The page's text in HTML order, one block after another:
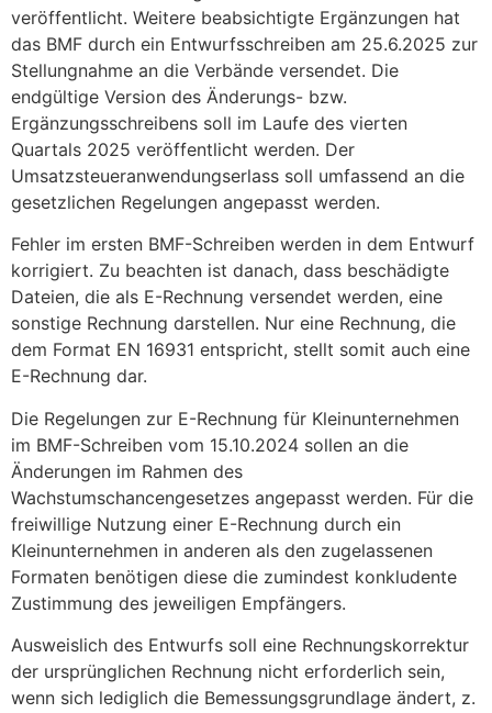
veröffentlicht. Weitere beabsichtigte Ergänzungen hat
das BMF durch ein Entwurfsschreiben am 25.6.2025 zur
Stellungnahme an die Verbände versendet. Die
endgültige Version des Änderungs- bzw.
Ergänzungsschreibens soll im Laufe des vierten
Quartals 2025 veröffentlicht werden. Der
Umsatzsteueranwendungserlass soll umfassend an die
gesetzlichen Regelungen angepasst werden.
Fehler im ersten BMF-Schreiben werden in dem Entwurf
korrigiert. Zu beachten ist danach, dass beschädigte
Dateien, die als E-Rechnung versendet werden, eine
sonstige Rechnung darstellen. Nur eine Rechnung, die
dem Format EN 16931 entspricht, stellt somit auch eine
E-Rechnung dar.
Die Regelungen zur E-Rechnung für Kleinunternehmen
im BMF-Schreiben vom 15.10.2024 sollen an die
Änderungen im Rahmen des
Wachstumschancengesetzes angepasst werden. Für die
freiwillige Nutzung einer E-Rechnung durch ein
Kleinunternehmen in anderen als den zugelassenen
Formaten benötigen diese die zumindest konkludente
Zustimmung des jeweiligen Empfängers.
Ausweislich des Entwurfs soll eine Rechnungskorrektur
der ursprünglichen Rechnung nicht erforderlich sein,
wenn sich lediglich die Bemessungsgrundlage ändert, z.